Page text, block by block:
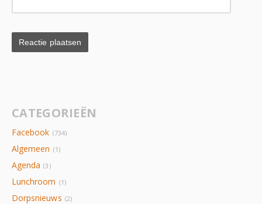
CATEGORIEËN
Facebook (734)
Algemeen (1)
Agenda (3)
Lunchroom (1)
Dorpsnieuws (2)